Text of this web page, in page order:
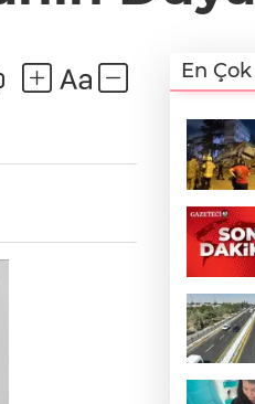
En